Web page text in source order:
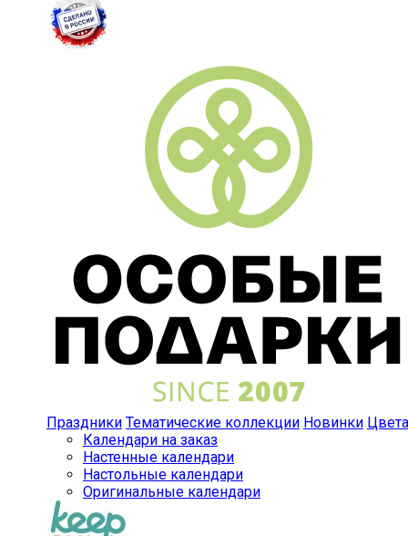
Праздники Тематические коллекции Новинки Цвета
Календари на заказ
Настенные календари
Настольные календари
Оригинальные календари